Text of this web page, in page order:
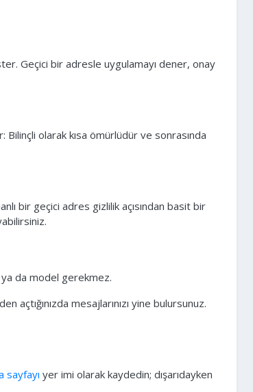
Geçici bir adresle uygulamayı dener, onay
Bilinçli olarak kısa ömürlüdür ve sonrasında
bir geçici adres gizlilik açısından basit bir
da model gerekmez.
açtığınızda mesajlarınızı yine bulursunuz.
sayfayı yer imi olarak kaydedin; dışarıdayken